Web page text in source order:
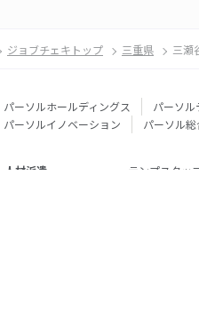
ジョブチェキトップ 三重県 三瀬
パーソルホールディングス パーソル
パーソルイノベーション
パーソル
人材派遣 テンプスタッ